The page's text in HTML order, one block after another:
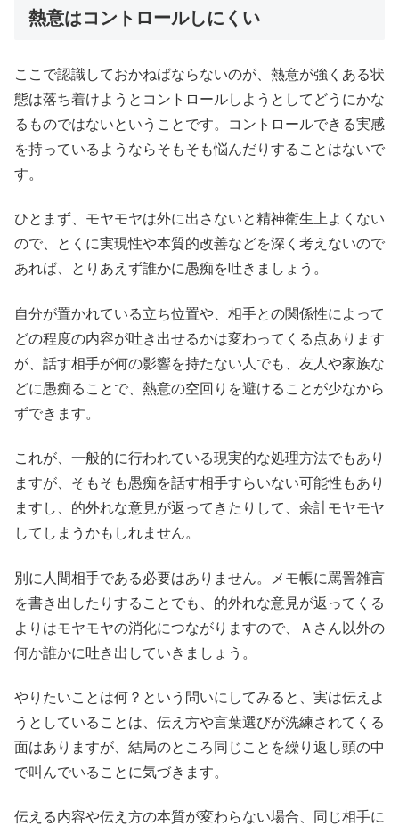
熱意はコントロールしにくい
ここで認識しておかねばならないのが、熱意が強くある状
態は落ち着けようとコントロールしようとしてどうにかな
るものではないということです。コントロールできる実感
を持っているようならそもそも悩んだりすることはないで
す。
ひとまず、モヤモヤは外に出さないと精神衛生上よくない
ので、とくに実現性や本質的改善などを深く考えないので
あれば、とりあえず誰かに愚痴を吐きましょう。
自分が置かれている立ち位置や、相手との関係性によって
どの程度の内容が吐き出せるかは変わってくる点あります
が、話す相手が何の影響を持たない人でも、友人や家族な
どに愚痴ることで、熱意の空回りを避けることが少なから
ずできます。
これが、一般的に行われている現実的な処理方法でもあり
ますが、そもそも愚痴を話す相手すらいない可能性もあり
ますし、的外れな意見が返ってきたりして、余計モヤモヤ
してしまうかもしれません。
別に人間相手である必要はありません。メモ帳に罵詈雑言
を書き出したりすることでも、的外れな意見が返ってくる
よりはモヤモヤの消化につながりますので、Ａさん以外の
何か誰かに吐き出していきましょう。
やりたいことは何？という問いにしてみると、実は伝えよ
うとしていることは、伝え方や言葉選びが洗練されてくる
面はありますが、結局のところ同じことを繰り返し頭の中
で叫んでいることに気づきます。
伝える内容や伝え方の本質が変わらない場合、同じ相手に